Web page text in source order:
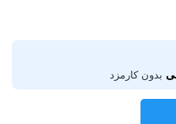
بدون کارمزد